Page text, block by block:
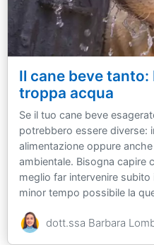
Il cane beve
troppa acqua
Se il tuo cane beve
potrebbero essere diverse:
alimentazione oppure
ambientale. Bisogna capire
meglio far intervenire
minor tempo possibile la
dott.ssa Barbara